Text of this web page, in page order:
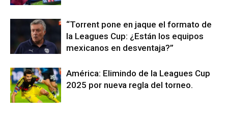
“Torrent pone en jaque el formato de
la Leagues Cup: ¿Están los equipos
mexicanos en desventaja?”
América: Elimindo de la Leagues Cup
2025 por nueva regla del torneo.